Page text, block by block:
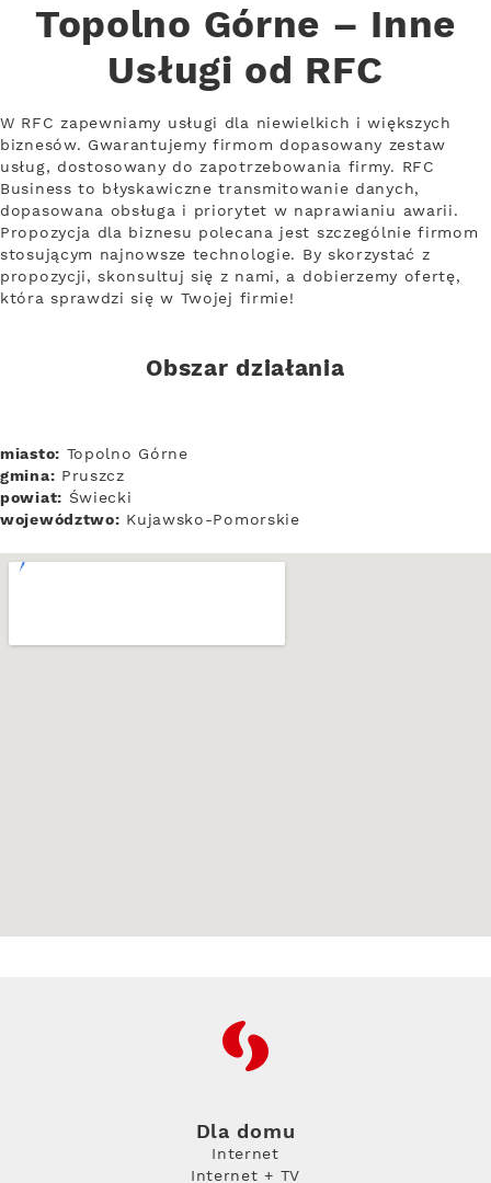
Topolno Górne – Inne
Usługi od RFC
W RFC zapewniamy usługi dla niewielkich i większych
biznesów. Gwarantujemy firmom dopasowany zestaw
usług, dostosowany do zapotrzebowania firmy. RFC
Business to błyskawiczne transmitowanie danych,
dopasowana obsługa i priorytet w naprawianiu awarii.
Propozycja dla biznesu polecana jest szczególnie firmom
stosującym najnowsze technologie. By skorzystać z
propozycji, skonsultuj się z nami, a dobierzemy ofertę,
która sprawdzi się w Twojej firmie!
Obszar działania
miasto: Topolno Górne
gmina: Pruszcz
powiat: Świecki
województwo: Kujawsko-Pomorskie
RFC
Dla domu
Internet
Internet + TV